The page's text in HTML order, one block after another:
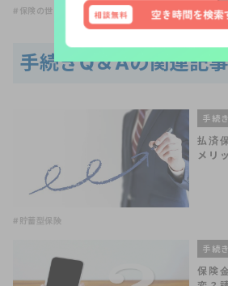
#保険の世界は複雑 #保険の見直し
手続きQ＆Aの関連記事
手続
払済
メリ
#貯蓄型保険
手続
保険